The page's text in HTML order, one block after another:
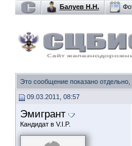
Балуев Н.Н.
Это сообщение показано
09.03.2011, 08:57
Эмигрант
Кандидат в V.I.P.